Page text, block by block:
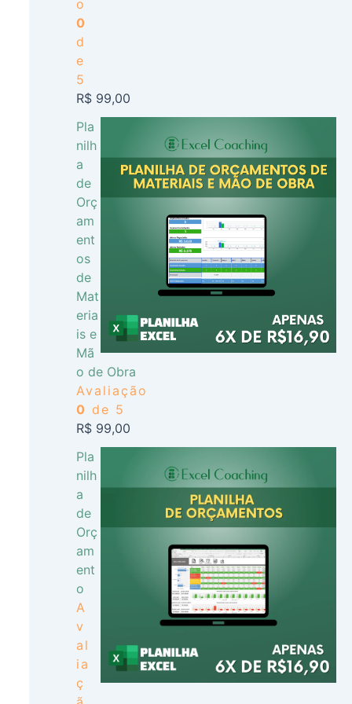
o
0
d
e
5
R$99,00
Pla
nilh
a
de
Orç
am
ent
os
de
Mat
eria
is e
Mã
o de Obra
Avaliação
0 de 5
R$99,00
Pla
nilh
a
de
Orç
am
ent
o
A
v
al
ia
ç